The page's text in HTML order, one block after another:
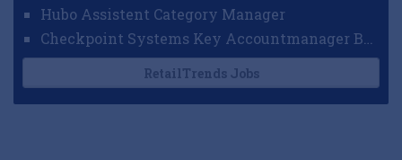
Hubo Assistent Category Manager
RetailTrends Jobs